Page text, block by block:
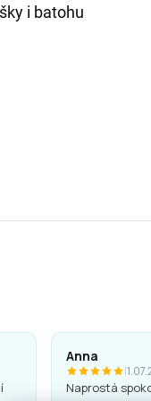
i batohu
Anna
|
Naprostá